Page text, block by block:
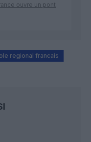
ouvre un pont
regional francais